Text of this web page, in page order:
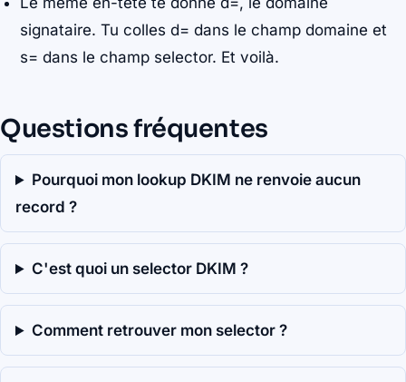
signataire. Tu colles d= dans le champ domaine et
s= dans le champ selector. Et voilà.
Questions fréquentes
Pourquoi mon lookup DKIM ne renvoie aucun
record ?
C'est quoi un selector DKIM ?
Comment retrouver mon selector ?